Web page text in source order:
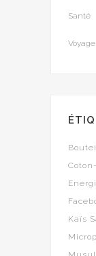
Santé
Voyage
Kaïs